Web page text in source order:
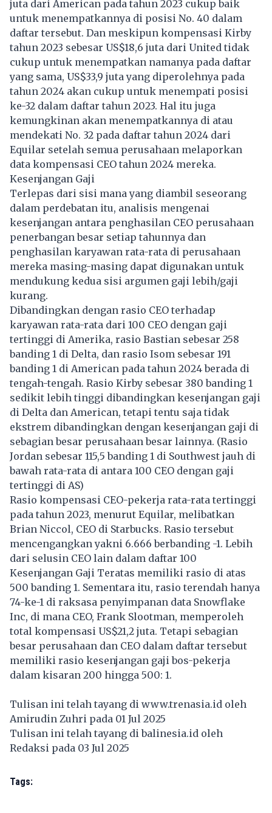
juta dari American pada tahun 2023 cukup baik
untuk menempatkannya di posisi No. 40 dalam
daftar tersebut. Dan meskipun kompensasi Kirby
tahun 2023 sebesar US$18,6 juta dari United tidak
cukup untuk menempatkan namanya pada daftar
yang sama, US$33,9 juta yang diperolehnya pada
tahun 2024 akan cukup untuk menempati posisi
ke-32 dalam daftar tahun 2023. Hal itu juga
kemungkinan akan menempatkannya di atau
mendekati No. 32 pada daftar tahun 2024 dari
Equilar setelah semua perusahaan melaporkan
data kompensasi CEO tahun 2024 mereka.
Kesenjangan Gaji
Terlepas dari sisi mana yang diambil seseorang
dalam perdebatan itu, analisis mengenai
kesenjangan antara penghasilan CEO perusahaan
penerbangan besar setiap tahunnya dan
penghasilan karyawan rata-rata di perusahaan
mereka masing-masing dapat digunakan untuk
mendukung kedua sisi argumen gaji lebih/gaji
kurang.
Dibandingkan dengan rasio CEO terhadap
karyawan rata-rata dari 100 CEO dengan gaji
tertinggi di Amerika, rasio Bastian sebesar 258
banding 1 di Delta, dan rasio Isom sebesar 191
banding 1 di American pada tahun 2024 berada di
tengah-tengah. Rasio Kirby sebesar 380 banding 1
sedikit lebih tinggi dibandingkan kesenjangan gaji
di Delta dan American, tetapi tentu saja tidak
ekstrem dibandingkan dengan kesenjangan gaji di
sebagian besar perusahaan besar lainnya. (Rasio
Jordan sebesar 115,5 banding 1 di Southwest jauh di
bawah rata-rata di antara 100 CEO dengan gaji
tertinggi di AS)
Rasio kompensasi CEO-pekerja rata-rata tertinggi
pada tahun 2023, menurut Equilar, melibatkan
Brian Niccol, CEO di Starbucks. Rasio tersebut
mencengangkan yakni 6.666 berbanding -1. Lebih
dari selusin CEO lain dalam daftar 100
Kesenjangan Gaji Teratas memiliki rasio di atas
500 banding 1. Sementara itu, rasio terendah hanya
74-ke-1 di raksasa penyimpanan data Snowflake
Inc, di mana CEO, Frank Slootman, memperoleh
total kompensasi US$21,2 juta. Tetapi sebagian
besar perusahaan dan CEO dalam daftar tersebut
memiliki rasio kesenjangan gaji bos-pekerja
dalam kisaran 200 hingga 500: 1.
Tulisan ini telah tayang di www.trenasia.id oleh
Amirudin Zuhri pada 01 Jul 2025
Tulisan ini telah tayang dibalinesia.id oleh
Redaksi pada 03 Jul 2025
Tags: